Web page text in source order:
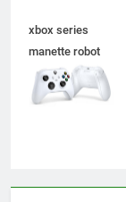
xbox series
manette robot
white